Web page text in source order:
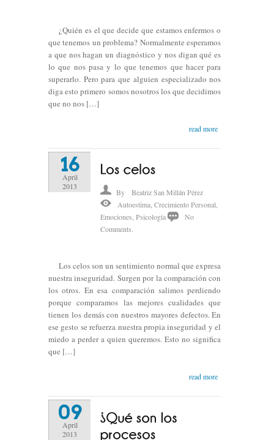
¿Quién es el que decide que estamos enfermos o
que tenemos un problema? Normalmente esperamos
a que nos hagan un diagnóstico y nos digan qué es
lo que nos pasa y lo que tenemos que hacer para
superarlo. Pero para que alguien especializado nos
diga esto primero somos nosotros los que decidimos
que no nos […]
read more
16
April
2013
By Beatriz San Millán Pérez
Autoestima, Crecimiento Personal,
Emociones, Psicología
No
Comments.
Los celos son un sentimiento normal que expresa
nuestra inseguridad. Surgen por la comparación con
los otros. En esa comparación salimos perdiendo
porque comparamos las mejores cualidades que
tienen los demás con nuestros mayores defectos. En
ese gesto se refuerza nuestra propia inseguridad y el
miedo a perder a quien queremos. Esto no significa
que […]
read more
09
April
2013